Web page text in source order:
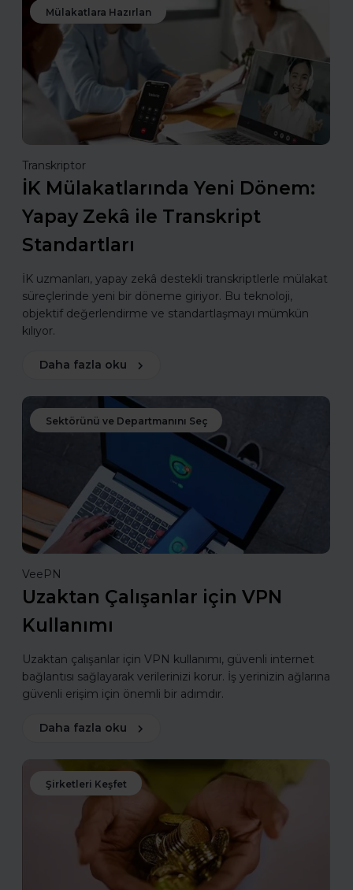
Mülakatlara Hazırlan
Transkriptor
İK Mülakatlarında Yeni Dönem:
Yapay Zekâ ile Transkript
Standartları
İK uzmanları, yapay zekâ destekli transkriptlerle mülakat
süreçlerinde yeni bir döneme giriyor. Bu teknoloji,
objektif değerlendirme ve standartlaşmayı mümkün
kılıyor.
Daha fazla oku
Sektörünü ve Departmanını Seç
VeePN
Uzaktan Çalışanlar için VPN
Kullanımı
Uzaktan çalışanlar için VPN kullanımı, güvenli internet
bağlantısı sağlayarak verilerinizi korur. İş yerinizin ağlarına
güvenli erişim için önemli bir adımdır.
Daha fazla oku
Şirketleri Keşfet